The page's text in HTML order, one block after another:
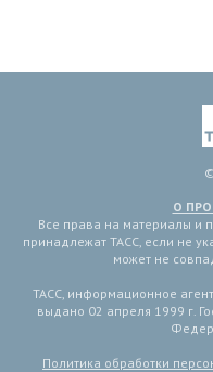
О
Все права на материалы и
принадлежат ТАСС, если не
может не
ТАСС, информационное
выдано 02 апреля 1999 г.
Политика обработки